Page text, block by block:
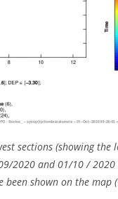
sections (showing
2020 and 01/10 /
shown on the map